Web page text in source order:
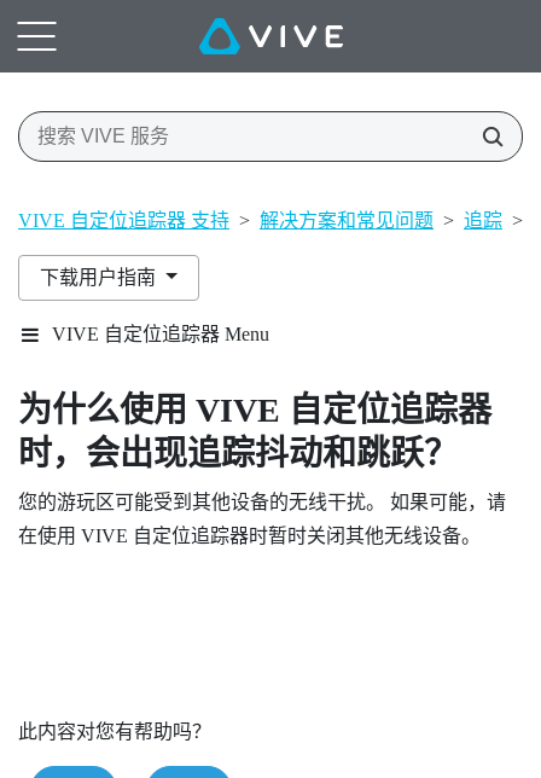
VIVE 自定位追踪器 支持 > 解决方案和常见问题 > 追踪 >
下载用户指南
VIVE 自定位追踪器 Menu
为什么使用 VIVE 自定位追踪器
时，会出现追踪抖动和跳跃？
您的游玩区可能受到其他设备的无线干扰。 如果可能，请
在使用 VIVE 自定位追踪器时暂时关闭其他无线设备。
此内容对您有帮助吗？